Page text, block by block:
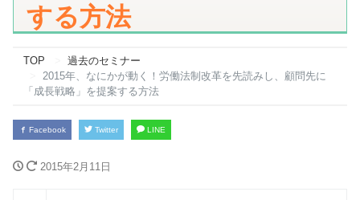
する方法
TOP
過去のセミナー
2015年、なにかが動く！労働法制改革を先読みし、顧問先に
「成長戦略」を提案する方法
Facebook Twitter LINE
2015年2月11日